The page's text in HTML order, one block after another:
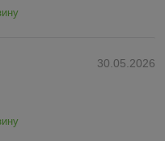
крыльев, дверей
оптимальное решение
мойки высокого
30.05.2026